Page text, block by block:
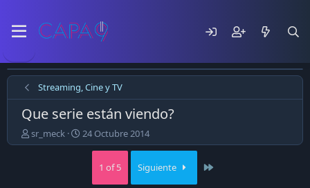
Streaming, Cine y TV
Que serie están viendo?
E
m
sr_meck
F
e
24 Octubre 2014
1 of 5 Siguiente